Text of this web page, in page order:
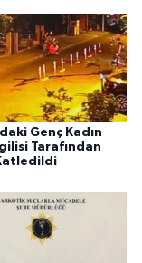
Genç Kadın
Tarafından